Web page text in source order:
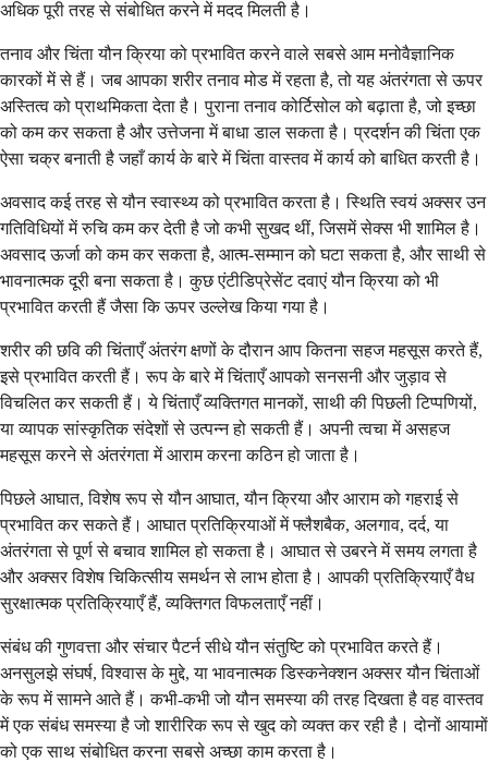
अधिक पूरी तरह से संबोधित करने में मदद मिलती है।
तनाव और चिंता यौन क्रिया को प्रभावित करने वाले सबसे आम मनोवैज्ञानिक
कारकों में से हैं। जब आपका शरीर तनाव मोड में रहता है, तो यह अंतरंगता से ऊपर
अस्तित्व को प्राथमिकता देता है। पुराना तनाव कोर्टिसोल को बढ़ाता है, जो इच्छा
को कम कर सकता है और उत्तेजना में बाधा डाल सकता है। प्रदर्शन की चिंता एक
ऐसा चक्र बनाती है जहाँ कार्य के बारे में चिंता वास्तव में कार्य को बाधित करती है।
अवसाद कई तरह से यौन स्वास्थ्य को प्रभावित करता है। स्थिति स्वयं अक्सर उन
गतिविधियों में रुचि कम कर देती है जो कभी सुखद थीं, जिसमें सेक्स भी शामिल है।
अवसाद ऊर्जा को कम कर सकता है, आत्म-सम्मान को घटा सकता है, और साथी से
भावनात्मक दूरी बना सकता है। कुछ एंटीडिप्रेसेंट दवाएं यौन क्रिया को भी
प्रभावित करती हैं जैसा कि ऊपर उल्लेख किया गया है।
शरीर की छवि की चिंताएँ अंतरंग क्षणों के दौरान आप कितना सहज महसूस करते हैं,
इसे प्रभावित करती हैं। रूप के बारे में चिंताएँ आपको सनसनी और जुड़ाव से
विचलित कर सकती हैं। ये चिंताएँ व्यक्तिगत मानकों, साथी की पिछली टिप्पणियों,
या व्यापक सांस्कृतिक संदेशों से उत्पन्न हो सकती हैं। अपनी त्वचा में असहज
महसूस करने से अंतरंगता में आराम करना कठिन हो जाता है।
पिछले आघात, विशेष रूप से यौन आघात, यौन क्रिया और आराम को गहराई से
प्रभावित कर सकते हैं। आघात प्रतिक्रियाओं में फ्लैशबैक, अलगाव, दर्द, या
अंतरंगता से पूर्ण से बचाव शामिल हो सकता है। आघात से उबरने में समय लगता है
और अक्सर विशेष चिकित्सीय समर्थन से लाभ होता है। आपकी प्रतिक्रियाएँ वैध
सुरक्षात्मक प्रतिक्रियाएँ हैं, व्यक्तिगत विफलताएँ नहीं।
संबंध की गुणवत्ता और संचार पैटर्न सीधे यौन संतुष्टि को प्रभावित करते हैं।
अनसुलझे संघर्ष, विश्वास के मुद्दे, या भावनात्मक डिस्कनेक्शन अक्सर यौन चिंताओं
के रूप में सामने आते हैं। कभी-कभी जो यौन समस्या की तरह दिखता है वह वास्तव
में एक संबंध समस्या है जो शारीरिक रूप से खुद को व्यक्त कर रही है। दोनों आयामों
को एक साथ संबोधित करना सबसे अच्छा काम करता है।